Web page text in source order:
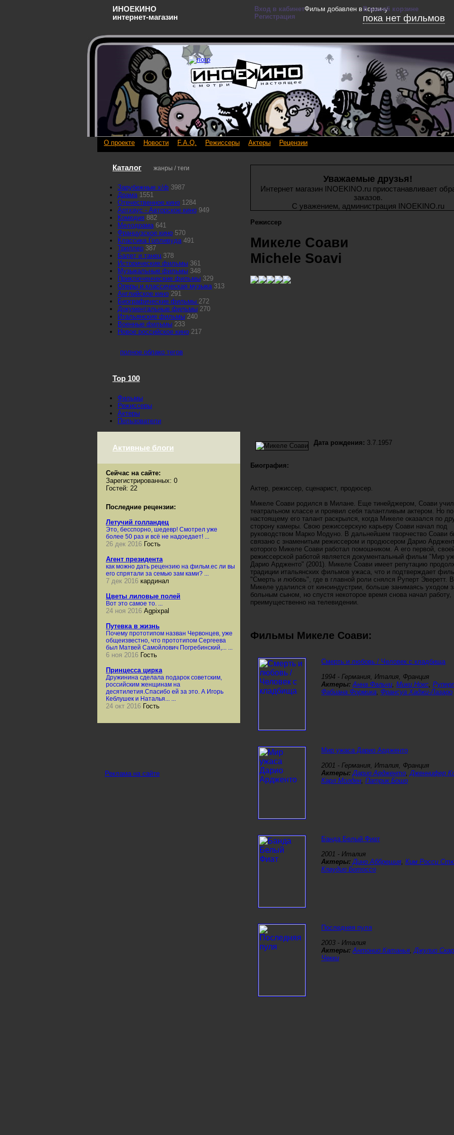
Уважаемые друзья!
Интернет магазин INOEKINO.ru приостанавливает
заказов.
С уважением, администрация INOEKINO.ru
Режиссер
Микеле Соави
Michele Soavi
Дата рождения: 3.7.1957
Биография:
Актер, режиссер, сценарист, продюсер.
Микеле Соави родился в Милане. Еще тинейджером, Соави
театральном классе и проявил себя талантливым актером. Но по
настоящему его талант раскрылся, когда Микеле оказался по
сторону камеры. Свою режиссерскую карьеру Соави начал под
руководством Марко Модуно. В дальнейшем творчество Соави
связано с знаменитым режиссером и продюсером Дарио
которого Микеле Соави работал помошником. А его первой,
режиссерской работой является документальный фильм "Мир
Дарио Ардженто" (2001). Микеле Соави имеет репутацию
традиции итальянских фильмов ужаса, что и подтверждает
"Смерть и любовь", где в главной роли снялся Руперт Эверетт.
Микеле удалился от киноиндустрии, больше занимаясь уходом
больным сыном, но спустя некоторое время снова начал работу,
преимущественно на телевидении.
Фильмы Микеле Соави:
Смерть и любовь / Человек с кладбища
1994 - Германия, Италия, Франция
Актеры: Анна Фальчи Мики Нокс
Фабиана Формика Франсуа Хаджи-Лазаро
Мир ужаса Дарио Ардженто
2001 - Германия, Италия, Франция
Актеры: Дарио Ардженто Дженнифер
Карл Молден Патрик Бошо
Банда Белый Фиат
2001 - Италия
Актеры: Дино Аббрешия Ким Росси
Клаудио Ботоссо
Последняя пуля
2003 - Италия
Актеры: Антонио Катанья Джулио
Чекки
Каталог жанры / теги
Зарубежные х/ф 3987
Драма 1551
Отечественное кино 1284
Артхаус - Авторское кино 949
Комедия 882
Мелодрама 641
Французское кино 570
Классика Голливуда 491
Триллер 387
Балет и танец 378
Исторические фильмы 361
Музыкальные фильмы 348
Приключенческие фильмы 329
Оперы и классическая музыка 313
Английское кино 291
Биографические фильмы 272
Документальные фильмы 270
Итальянские фильмы 240
Военные фильмы 233
Новое российское кино 217
полное облако тегов
Top 100
Фильмы
Режиссеры
Актеры
Пользователи
Активные блоги
Сейчас на сайте:
Зарегистрированных: 0
Гостей: 22
Последние рецензии:
Летучий голландец
Это, бесспорно, шедевр! Смотрел уже
более 50 раз и всё не надоедает! ...
26 дек 2016 Гость
Агент президента
как можно дать рецензию на фильм.ес ли вы
его спрятали за семью зам ками? ...
7 дек 2016 кардинал
Цветы лиловые полей
Вот это самое то. ...
24 ноя 2016 Agpixpal
Путевка в жизнь
Почему прототипом назван Червонцев, уже
общеизвестно, что прототипом Сергеева
был Матвей Самойлович Погребинский,... ...
6 ноя 2016 Гость
Принцесса цирка
Дружинина сделала подарок советским,
российским женщинам на
десятилетия.Спасибо ей за это. А Игорь
Кеблушек и Наталья... ...
24 окт 2016 Гость
Реклама на сайте
О проекте Новости F.A.Q. Режиссеры Актеры Рецензии
Фильм добавлен в корзину
ИНОЕКИНО
интернет-магазин
Вход в кабинет
Регистрация
В вашей корзине
пока нет фильмов